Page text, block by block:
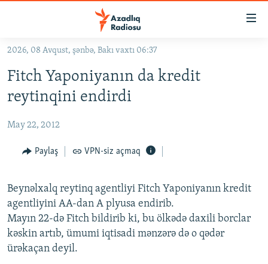
Əsas
qayıt
Əsas
naviqasiyaya
qayıt
KORRUPSIOMETR
#ƏSLINDƏ
FƏRQƏ BAX
ARAŞDIRMA
MULTIMEDIA
VIDEO
RADIO ARXIV
HAQQIMIZDA
2026, 08 Avqust, şənbə, Bakı vaxtı 06:37
Fitch Yaponiyanın da kredit
reytinqini endirdi
May 22, 2012
Paylaş VPN-siz açmaq
Beynəlxalq reytinq agentliyi Fitch Yaponiyanın kredit
agentliyini AA-dan A plyusa endirib.
Mayın 22-də Fitch bildirib ki, bu ölkədə daxili borclar
kəskin artıb, ümumi iqtisadi mənzərə də o qədər
ürəkaçan deyil.